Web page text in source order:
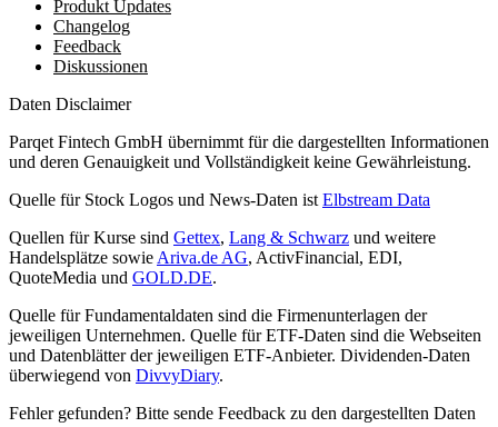
Produkt Updates
Changelog
Feedback
Diskussionen
Daten Disclaimer
Parqet Fintech GmbH übernimmt für die dargestellten Informationen
und deren Genauigkeit und Vollständigkeit keine Gewährleistung.
Quelle für Stock Logos und News-Daten ist Elbstream Data
Quellen für Kurse sind Gettex, Lang & Schwarz und weitere
Handelsplätze sowie Ariva.de AG, ActivFinancial, EDI,
QuoteMedia und GOLD.DE.
Quelle für Fundamentaldaten sind die Firmenunterlagen der
jeweiligen Unternehmen. Quelle für ETF-Daten sind die Webseiten
und Datenblätter der jeweiligen ETF-Anbieter. Dividenden-Daten
überwiegend von DivvyDiary.
Fehler gefunden? Bitte sende Feedback zu den dargestellten Daten